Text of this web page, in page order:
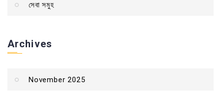
সেবা সমুহ
Archives
November 2025